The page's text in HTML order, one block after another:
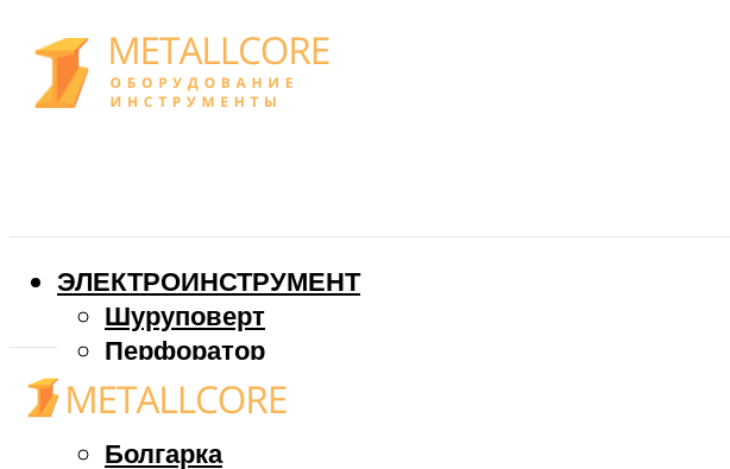
ЭЛЕКТРОИНСТРУМЕНТ
Шуруповерт
Перфоратор
Дрель
Фрезер
Болгарка